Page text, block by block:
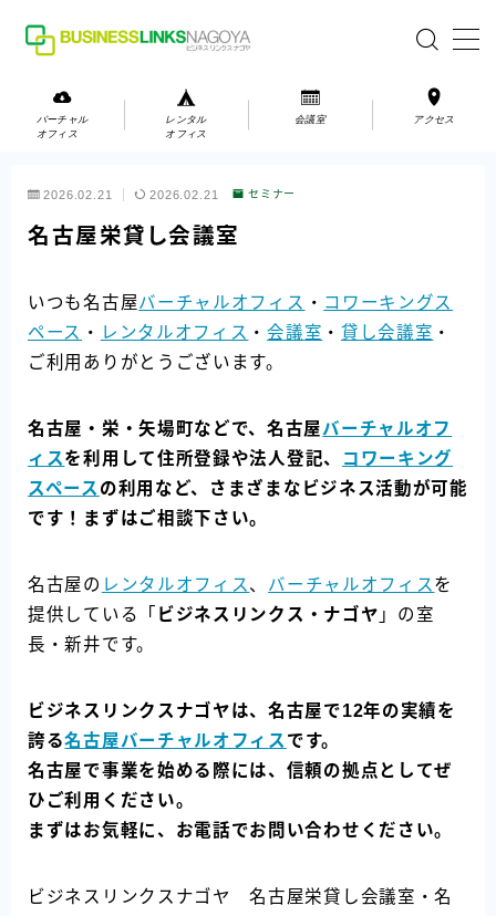
お問い合わせ
お問い合わせ
ご利用の流れ
アクセス
会社案内
バーチャル
オフィス
レンタル
オフィス
会議室 アクセス
2026.02.21 2026.02.21 セミナー
名古屋栄貸し会議室
いつも名古屋バーチャルオフィス ・ コワーキングス
ペース ・ レンタルオフィス ・会議室 ・ 貸し会議室 ・
ご利用ありがとうございます。
名古屋・栄・矢場町などで、名古屋バーチャルオフ
ィスを利用して住所登録や法人登記、
コワーキング
スペース の利用など、さまざまなビジネス活動が可能
です！まずはご相談下さい。
名古屋の レンタルオフィス 、 バーチャルオフィス を
提供している「 ビジネスリンクス・ナゴヤ 」の室
長・新井です。
ビジネスリンクスナゴヤは、名古屋で12年の実績を
誇る名古屋バーチャルオフィス です。
名古屋で事業を始める際には、信頼の拠点としてぜ
ひご利用ください。
まずはお気軽に、お電話でお問い合わせください。
ビジネスリンクスナゴヤ 名古屋栄貸し会議室・名